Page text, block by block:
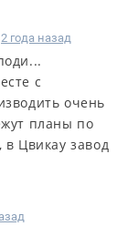
2 года назад
с
очень
планы по
в Цвикау завод